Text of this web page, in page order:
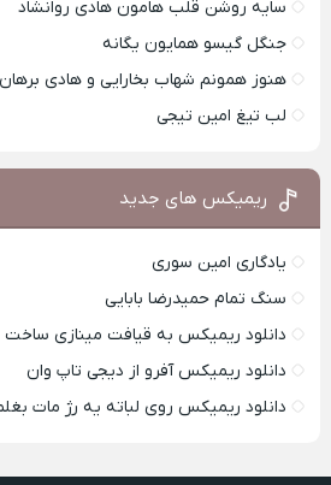
سایه روشن قلب هامون هادی روانشاد
جنگل گیسو همایون یگانه
هنوز همونم شهاب بخارایی و هادی برهان
لب تیغ امین تیجی
ریمیکس های جدید
یادگاری امین سوری
سنگ تمام حمیدرضا بابایی
دانلود ریمیکس به قیافت مینازی ساخت
دانلود ریمیکس آفرو از ديجی تاپ وان
دانلود ریمیکس روی لباته یه رژ مات